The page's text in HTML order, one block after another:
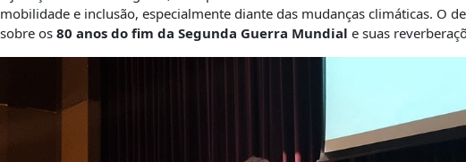
mobilidade e inclusão, especialmente diante das mudanças climáticas. O
sobre os 80 anos do fim da Segunda Guerra Mundial e suas